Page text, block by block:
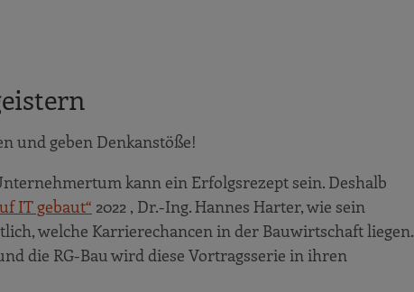
und geben Denkanstöße!
kann ein Erfolgsrezept sein. Deshalb
IT gebaut“ 2022 , Dr.-Ing. Hannes Harter, wie sein
welche Karrierechancen in der Bauwirtschaft liegen.
die RG-Bau wird diese Vortragsserie in ihren